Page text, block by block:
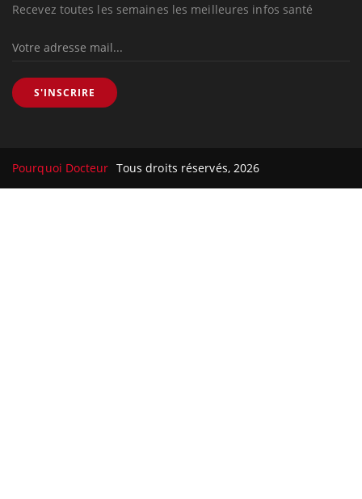
Recevez toutes les semaines les meilleures infos santé
S'INSCRIRE
Pourquoi Docteur Tous droits réservés, 2026